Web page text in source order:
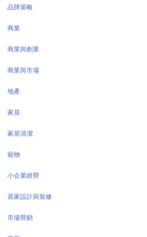
品牌策略
商業
商業與創業
商業與市場
地產
家居
家居清潔
寵物
小企業經營
居家設計與裝修
市場營銷